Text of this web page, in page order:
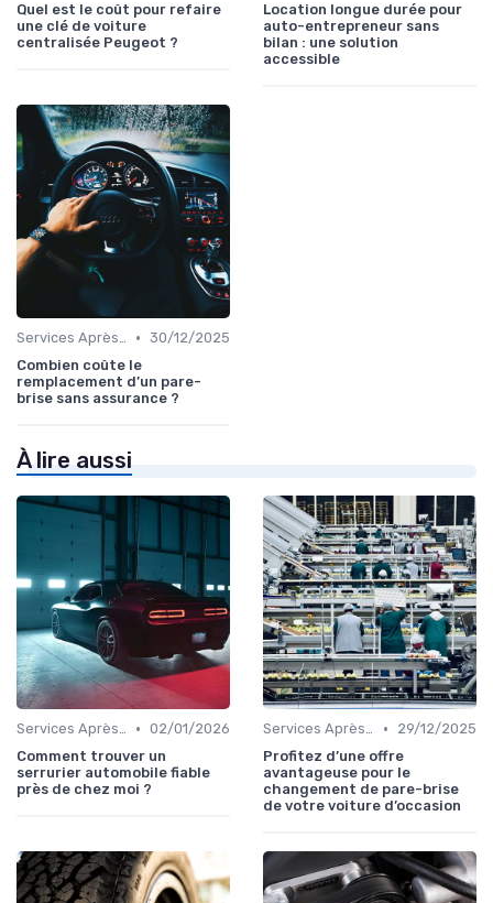
Quel est le coût pour refaire
une clé de voiture
centralisée Peugeot ?
Location longue durée pour
auto-entrepreneur sans
bilan : une solution
accessible
Services Après-Vente • 30/12/2025
Combien coûte le
remplacement d’un pare-
brise sans assurance ?
À lire aussi
Services Après-Vente • 02/01/2026
Comment trouver un
serrurier automobile fiable
près de chez moi ?
Services Après-Vente •
29/12/2025
Profitez d’une offre
avantageuse pour le
changement de pare-brise
de votre voiture d’occasion